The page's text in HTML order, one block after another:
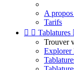
A
Tarifs
  Tablatures
Trouver
Explorer